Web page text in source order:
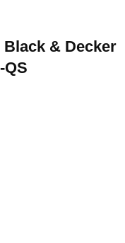
Black & Decker
QS